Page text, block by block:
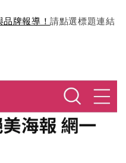
品牌報導！請點選標題連結